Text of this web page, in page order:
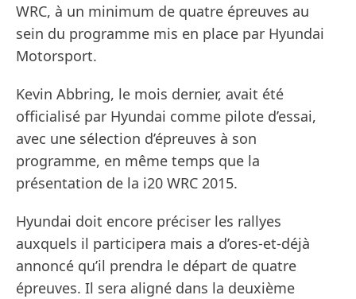
WRC, à un minimum de quatre épreuves au
sein du programme mis en place par Hyundai
Motorsport.
Kevin Abbring, le mois dernier, avait été
officialisé par Hyundai comme pilote d’essai,
avec une sélection d’épreuves à son
programme, en même temps que la
présentation de la i20 WRC 2015.
Hyundai doit encore préciser les rallyes
auxquels il participera mais a d’ores-et-déjà
annoncé qu’il prendra le départ de quatre
épreuves. Il sera aligné dans la deuxième